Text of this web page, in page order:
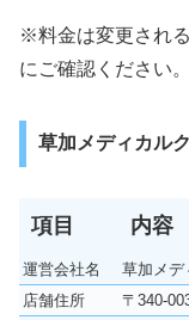
※料金は変更され
にご確認ください。
草加メディカル
項目 内容
運営会社名
草加メデ
店舗住所
〒340-